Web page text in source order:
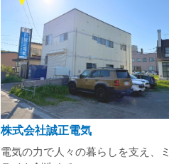
株式会社誠正電気
電気の力で人々の暮らしを支え、ミ